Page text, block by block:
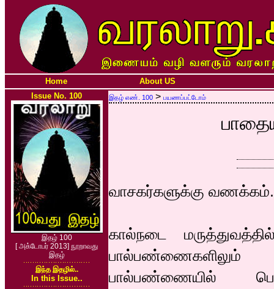
Home
About US
Issue No. 100
இதழ் 100
[ அக்டோபர் 2013] நூறாவது
இதழ்
இந்த இதழில்..
In this Issue..
இதழ் எண். 100 > பயணப்பட்டோம்
வாசகர்களுக்கு வணக்கம்.
கால்நடை
பால்பண்ணைகளிலும்
பால்பண்ணையில்